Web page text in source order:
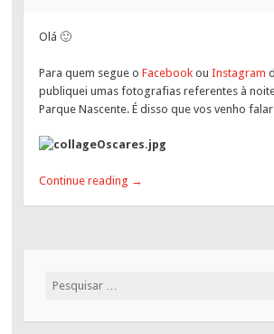
Olá 🙂
Para quem segue oFacebookouInstagram
publiquei umas fotografias referentes à
Parque Nascente. É disso que vos venho
Continue reading →
Pesquisar